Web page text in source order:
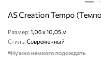
AS Creation Tempo
Размер: 1,06 x 10,05 м
Стиль: Современный
Нужно немного подождать